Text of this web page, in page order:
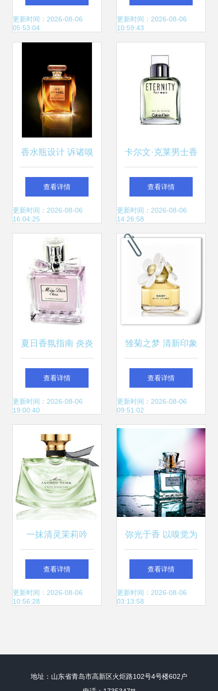
与温柔的感官邂逅
更新时间：2026-08-06
05:53:04
友的衣服兜兜
更新时间：2026-08-06
10:59:43
香水瓶设计 诉诸嗅
觉印象的先声
查看详情
更新时间：2026-08-06
16:04:25
卡尔文·克莱男士香
水 现代男性的格调
宣言
查看详情
更新时间：2026-08-06
14:26:58
夏日香氛指南 炎炎
夏日，香水怎么用
更清爽？
查看详情
更新时间：2026-08-06
19:00:40
雏菊之梦 清新印象
的芬芳密码
查看详情
更新时间：2026-08-06
09:51:02
一抹清灵茉莉吟
——品鉴宝格丽水
漾夜茉莉淡香水
查看详情
更新时间：2026-08-06
10:56:28
弥光于香 以嗅觉为
眼，定格那一瞬无
声的诗
查看详情
更新时间：2026-08-06
03:13:58
地址：山东省青岛市高新区火炬路102号4号楼602户